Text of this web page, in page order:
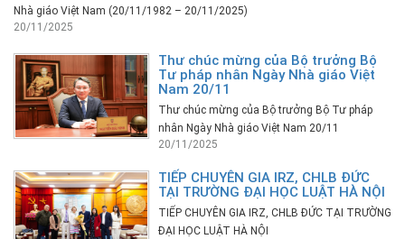
Nhà giáo Việt Nam (20/11/1982 – 20/11/2025)
20/11/2025
Thư chúc mừng của Bộ trưởng Bộ
Tư pháp nhân Ngày Nhà giáo Việt
Nam 20/11
Thư chúc mừng của Bộ trưởng Bộ Tư pháp
nhân Ngày Nhà giáo Việt Nam 20/11
20/11/2025
TIẾP CHUYÊN GIA IRZ, CHLB ĐỨC
TẠI TRƯỜNG ĐẠI HỌC LUẬT HÀ NỘI
TIẾP CHUYÊN GIA IRZ, CHLB ĐỨC TẠI TRƯỜNG
ĐẠI HỌC LUẬT HÀ NỘI